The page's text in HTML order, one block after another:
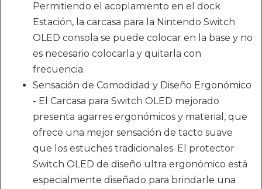
Permitiendo el acoplamiento en el dock
Estación, la carcasa para la Nintendo Switch
OLED consola se puede colocar en la base y no
es necesario colocarla y quitarla con
frecuencia.
Sensación de Comodidad y Diseño Ergonómico
- El Carcasa para Switch OLED mejorado
presenta agarres ergonómicos y material, que
ofrece una mejor sensación de tacto suave
que los estuches tradicionales. El protector
Switch OLED de diseño ultra ergonómico está
especialmente diseñado para brindarle una